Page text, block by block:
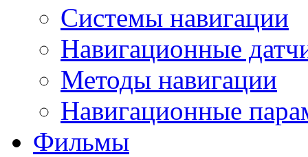
Системы навигации
Навигационные
Методы навигации
Навигационные
Фильмы